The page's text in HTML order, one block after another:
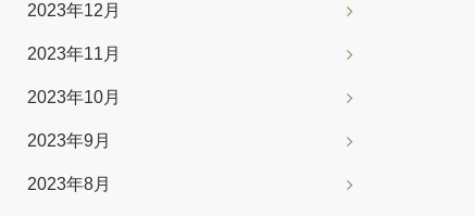
2023年12月
2023年11月
2023年10月
2023年9月
2023年8月